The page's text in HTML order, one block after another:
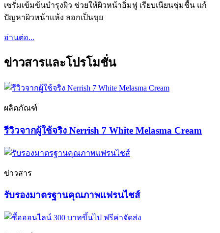
เซรั่มเข้มข้นบำรุงผิว ช่วยให้ผิวหน้าอิ่มฟู เรียบเนียนชุ่มชื้น แก้
ปัญหาผิวหน้าแห้ง ลอกเป็นขุย
อ่านต่อ...
ข่าวสารและโปรโมชั่น
ผลิตภัณฑ์
รีวิวจากผู้ใช้จริง Nerrish 7 White Melasma Cream
ข่าวสาร
รับรองมาตรฐานคุณภาพแฟรนไชส์